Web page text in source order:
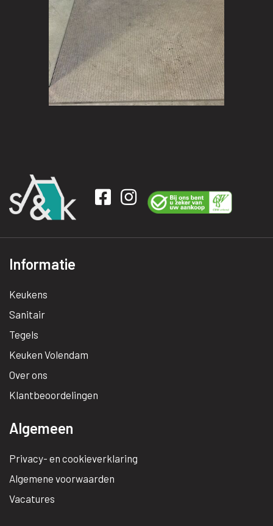
Informatie
Keukens
Sanitair
Tegels
Keuken Volendam
Over ons
Klantbeoordelingen
Algemeen
Privacy- en cookieverklaring
Algemene voorwaarden
Vacatures